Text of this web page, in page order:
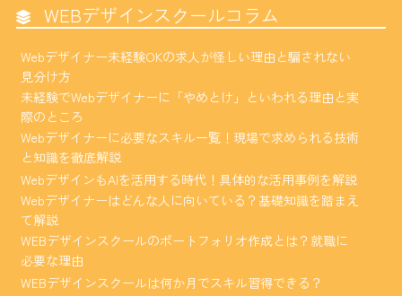
WEBデザインスクールコラム
Webデザイナー未経験OKの求人が怪しい理由と騙されない
見分け方
未経験でWebデザイナーに「やめとけ」といわれる理由と実
際のところ
Webデザイナーに必要なスキル一覧！現場で求められる技術
と知識を徹底解説
WebデザインもAIを活用する時代！具体的な活用事例を解説
Webデザイナーはどんな人に向いている？基礎知識を踏まえ
て解説
WEBデザインスクールのポートフォリオ作成とは？就職に
必要な理由
WEBデザインスクールは何か月でスキル習得できる？